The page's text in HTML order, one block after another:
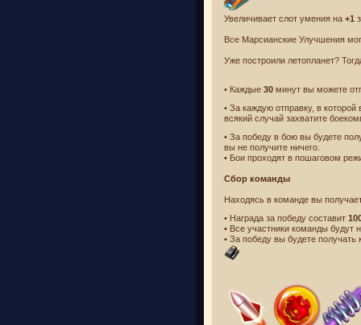
Увеличивает слот умения на +1
Все Марсианские Улучшения
Уже построили летопланет?
• Каждые 30 минут вы можете
• За каждую отправку, в
всякий случай захватите
• За победу в бою вы будете
вы не получите ничего.
• Бои проходят в пошаговом
Сбор команды
Находясь в команде вы
• Награда за победу составит
• Все участники команды будут
• За победу вы будете